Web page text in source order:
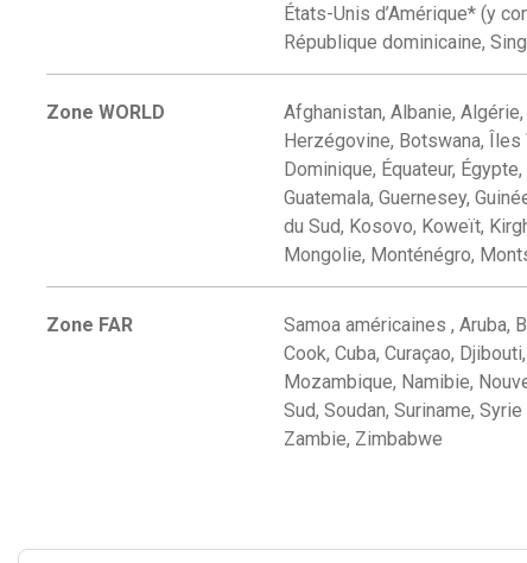
États-Unis d’Amérique* (y
République dominicaine,
Zone WORLD
Afghanistan, Albanie,
Herzégovine, Botswana, Îles
Dominique, Équateur,
Guatemala, Guernesey,
du Sud, Kosovo, Koweït,
Mongolie, Monténégro,
Zone FAR
Samoa américaines , Aruba,
Cook, Cuba, Curaçao,
Mozambique, Namibie,
Sud, Soudan, Suriname,
Zambie, Zimbabwe